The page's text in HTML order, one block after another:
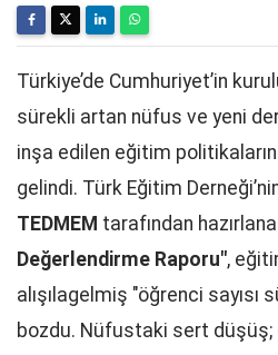
Türkiye’de Cumhuriyet’in
sürekli artan nüfus ve yeni
inşa edilen eğitim
gelindi. Türk Eğitim
TEDMEM tarafından
Değerlendirme Raporu",
alışılagelmiş "öğrenci sayısı
bozdu. Nüfustaki sert düşüş;